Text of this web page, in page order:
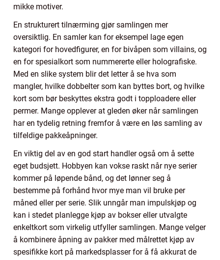
mikke motiver.
En strukturert tilnærming gjør samlingen mer
oversiktlig. En samler kan for eksempel lage egen
kategori for hovedfigurer, en for bivåpen som villains, og
en for spesialkort som nummererte eller holografiske.
Med en slike system blir det letter å se hva som
mangler, hvilke dobbelter som kan byttes bort, og hvilke
kort som bør beskyttes ekstra godt i topploadere eller
permer. Mange opplever at gleden øker når samlingen
har en tydelig retning fremfor å være en løs samling av
tilfeldige pakkeåpninger.
En viktig del av en god start handler også om å sette
eget budsjett. Hobbyen kan vokse raskt når nye serier
kommer på løpende bånd, og det lønner seg å
bestemme på forhånd hvor mye man vil bruke per
måned eller per serie. Slik unngår man impulskjøp og
kan i stedet planlegge kjøp av bokser eller utvalgte
enkeltkort som virkelig utfyller samlingen. Mange velger
å kombinere åpning av pakker med målrettet kjøp av
spesifikke kort på markedsplasser for å få akkurat de